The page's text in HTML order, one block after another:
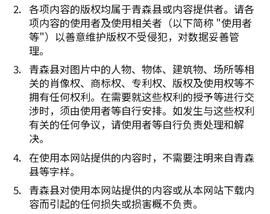
各项内容的版权均属于青森县或内容提供者。请各
项内容的使用者及使用相关者（以下简称 "使用者
等"）以善意维护版权不受侵犯，对数据妥善管
理。
青森县对图片中的人物、物体、建筑物、场所等相
关的肖像权、商标权、专利权、版权及使用权等不
拥有任何权利。在需要就这些权利的授予等进行交
涉时，须由使用者等自行安排。如发生与这些权利
有关的任何争议，请使用者等自行负责处理和解
决。
在使用本网站提供的内容时，不需要注明来自青森
县等字样。
青森县对使用本网站提供的内容或从本网站下载内
容而引起的任何损失或损害概不负责。